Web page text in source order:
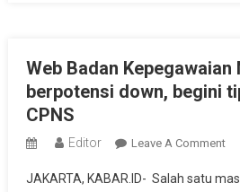
Web Badan Kepegawaian
berpotensi down, begini
CPNS
Editor Leave A CommentOn
JAKARTA, KABAR.ID- Salah satu